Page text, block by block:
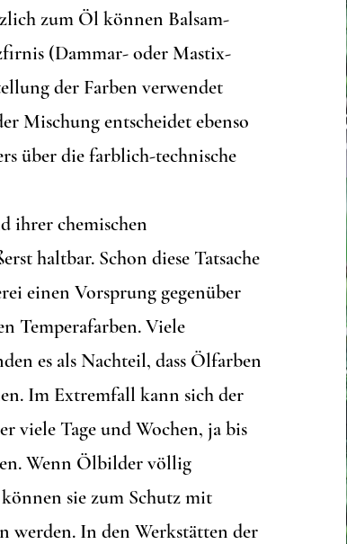
zum Öl können Balsam-
(Dammar- oder Mastix-
der Farben verwendet
Mischung entscheidet ebenso
über die farblich-technische
ihrer chemischen
haltbar. Schon diese Tatsache
einen Vorsprung gegenüber
Temperafarben. Viele
es als Nachteil, dass Ölfarben
Im Extremfall kann sich der
viele Tage und Wochen, ja bis
Wenn Ölbilder völlig
sie zum Schutz mit
werden. In den Werkstätten der